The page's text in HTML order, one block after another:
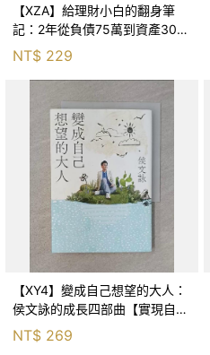
【XZA】給理財小白的翻身筆
記：2年從負債75萬到資產300
萬，ETF讓我走在財務自由路上_
鐵蛋
NT$ 229
【XY4】變成自己想望的大人：
侯文詠的成長四部曲【實現自
己】_侯文詠
NT$ 269